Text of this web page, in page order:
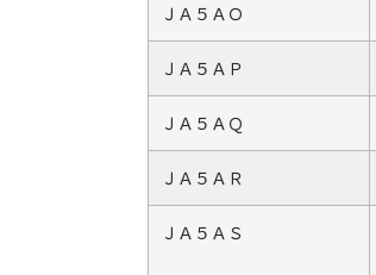
ＪＡ５ＡＯ
ＪＡ５ＡＰ
ＪＡ５ＡＱ
ＪＡ５ＡＲ
ＪＡ５ＡＳ